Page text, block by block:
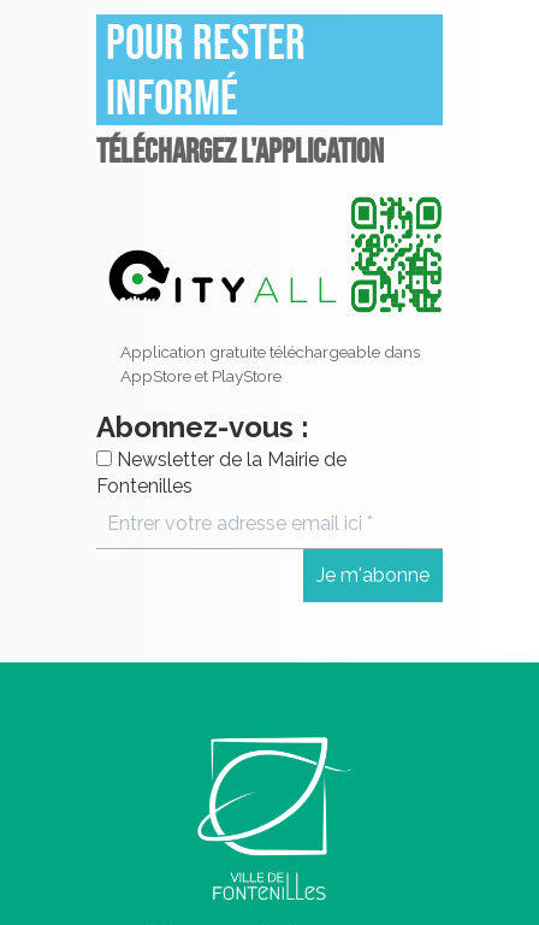
Pour rester
informé
TÉLÉCHARGEZ L'APPLICATION
Application gratuite téléchargeable dans
AppStore et PlayStore
Abonnez-vous :
Newsletter de la Mairie de
Fontenilles